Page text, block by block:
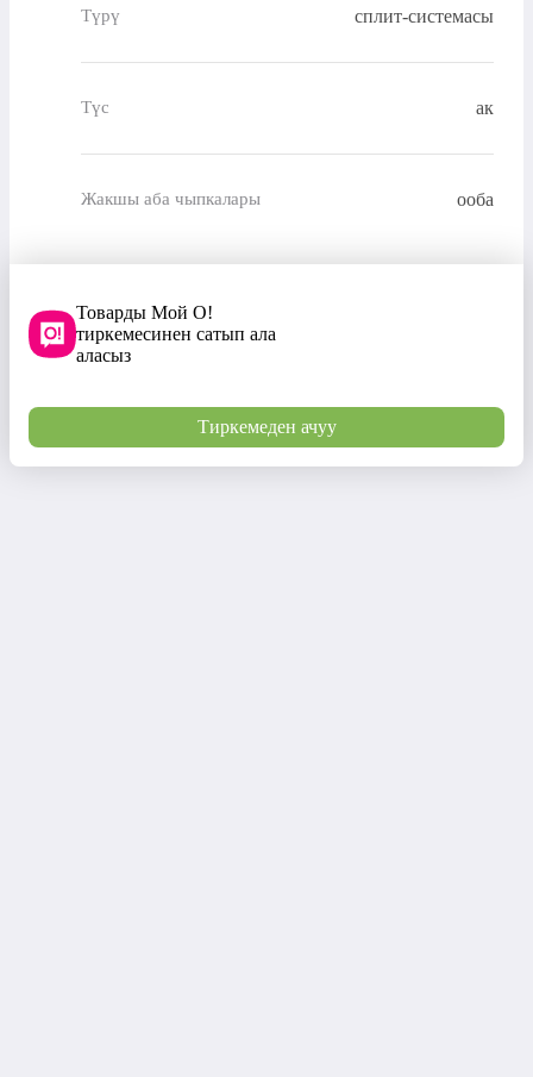
Түрү сплит-системасы
Түс ак
Жакшы аба чыпкалары ооба
Товарды Мой О!
тиркемесинен сатып ала
аласыз
Тиркемеден ачуу